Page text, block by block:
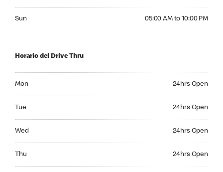
Sun 05:00 AM to 10:00 PM
Horario del Drive Thru
Mon 24hrs Open
Tue 24hrs Open
Wed 24hrs Open
Thu 24hrs Open